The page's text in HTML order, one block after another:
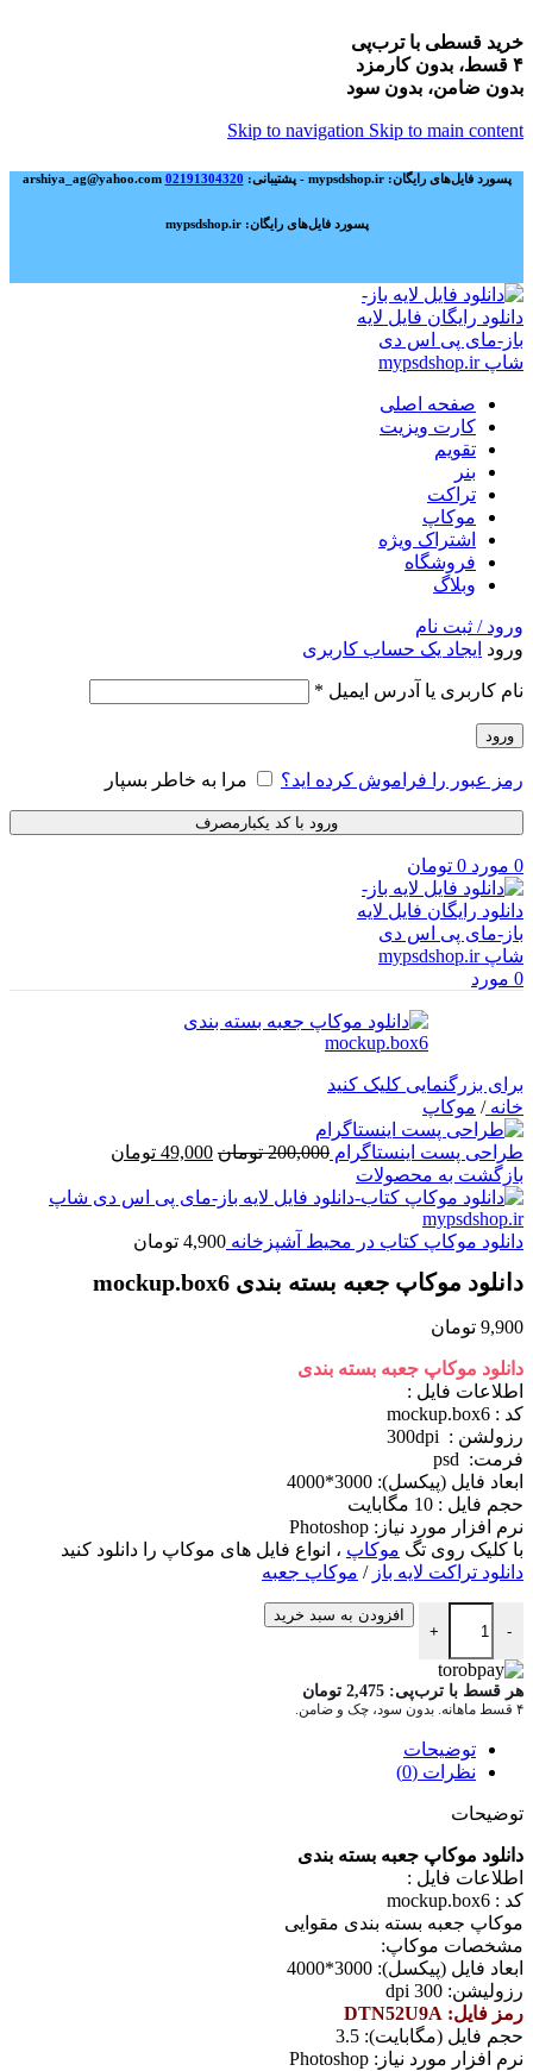
خرید قسطی با ترب‌پی
۴ قسط، بدون کارمزد
بدون ضامن، بدون سود
Skip to navigation Skip to main content
پسورد فایل‌های رایگان: mypsdshop.ir - پشتیبانی: arshiya_ag@yahoo.com 02191304320
پسورد فایل‌های رایگان: mypsdshop.ir
صفحه اصلی
کارت ویزیت
تقویم
بنر
تراکت
موکاپ
اشتراک ویژه
فروشگاه
وبلاگ
ورود / ثبت نام
ورود ایجاد یک حساب کاربری
نام کاربری یا آدرس ایمیل *
ورود
رمز عبور را فراموش کرده اید؟ مرا به خاطر بسپار
ورود با کد یکبارمصرف
0 مورد 0 تومان
0 مورد
برای بزرگنمایی کلیک کنید
خانه/ موکاپ
طراحی پست اینستاگرام 200,000 تومان قیمت
200,000 تومان
49,000 تومان
49,000 تومان
بازگشت به محصولات
دانلود موکاپ کتاب در محیط آشپزخانه 4,900 تومان
دانلود موکاپ جعبه بسته بندی mockup.box6
9,900 تومان
دانلود موکاپ جعبه بسته بندی
اطلاعات فايل :
کد : mockup.box6
رزولشن : 300dpi
فرمت: psd
ابعاد فايل (پيکسل): 3000*4000
حجم فايل : 10 مگابایت
نرم افزار مورد نياز: Photoshop
با کلیک روی تگ موکاپ ، انواع فایل های موکاپ را دانلود کنید
دانلود تراکت لایه باز / موکاپ جعبه
-
دانلود موکاپ جعبه بسته بندی mockup.box6 عدد
+
افزودن به سبد خرید
هر قسط با ترب‌پی: 2,475 تومان
۴ قسط ماهانه. بدون سود، چک و ضامن.
توضیحات
نظرات (0)
توضیحات
دانلود موکاپ جعبه بسته بندی
اطلاعات فايل :
کد : mockup.box6
موکاپ جعبه بسته بندی مقوایی
مشخصات موکاپ:
ابعاد فايل (پيکسل): 3000*4000
رزوليشن: 300 dpi
رمز فایل: DTN52U9A
حجم فايل (مگابايت): 3.5
نرم افزار مورد نياز: Photoshop